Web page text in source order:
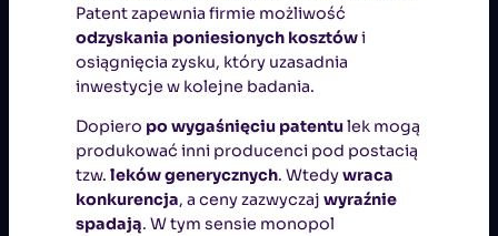
Patent zapewnia firmie możliwość
odzyskania poniesionych kosztówi
osiągnięcia zysku, który uzasadnia
inwestycje w kolejne badania.
Dopiero po wygaśnięciu patentulek mogą
produkować inni producenci pod postacią
tzw. leków generycznych. Wtedywraca
konkurencja, a ceny zazwyczaj wyraźnie
spadają. W tym sensie monopol